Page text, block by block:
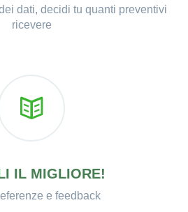
dati, decidi tu quanti preventivi
ricevere
IL MIGLIORE!
e feedback